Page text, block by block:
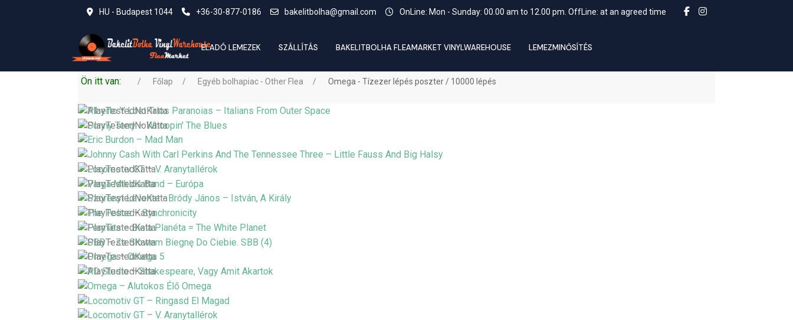
HU - Budapest 1044 +36-30-877-0186 bakelitbolha@gmail.com OnLine: Mon - Sunday: 00.00 am to 12.00 pm. OffLine: at an agreed time
ELADÓ LEMEZEK SZÁLLÍTÁS BAKELITBOLHA FLEAMARKET VINYLWAREHOUSE LEMEZMINŐSÍTÉS
Ön itt van: Főlap Egyéb bolhapiac - Other Flea Omega - Tízezer lépés poszter / 10000 lépés